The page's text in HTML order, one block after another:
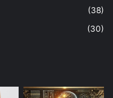
(38)
(30)